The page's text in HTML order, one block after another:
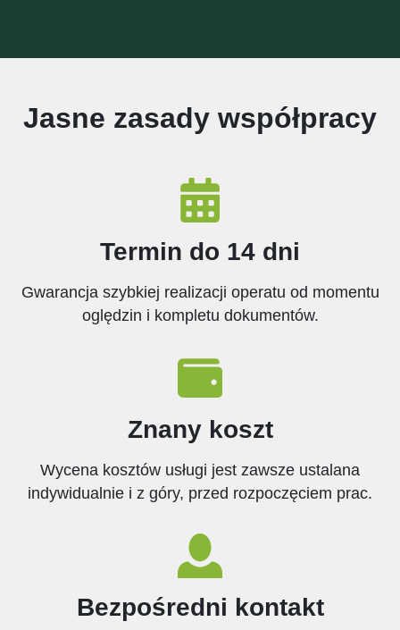
Jasne zasady współpracy
Termin do 14 dni
Gwarancja szybkiej realizacji operatu od momentu
oględzin i kompletu dokumentów.
Znany koszt
Wycena kosztów usługi jest zawsze ustalana
indywidualnie i z góry, przed rozpoczęciem prac.
Bezpośredni kontakt